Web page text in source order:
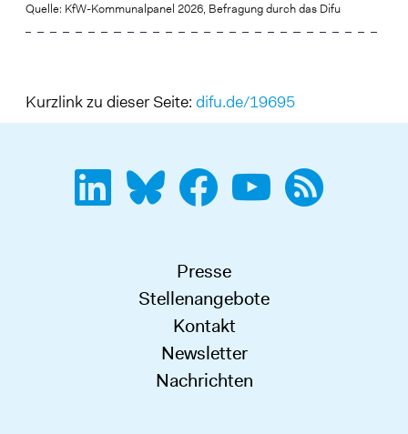
Quelle: KfW-Kommunalpanel 2026, Befragung durch das Difu
Kurzlink zu dieser Seite: difu.de/19695
Presse
Stellenangebote
Kontakt
Newsletter
Nachrichten